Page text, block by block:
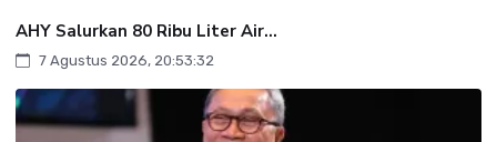
AHY Salurkan 80 Ribu Liter Air...
7 Agustus 2026, 20:53:32